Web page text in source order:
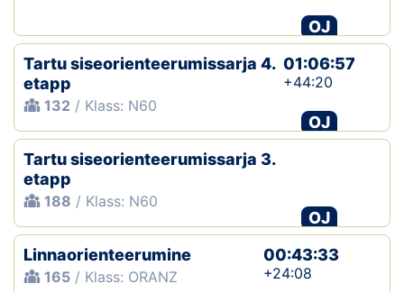
OJ
Tartu siseorienteerumissarja 4.
etapp
132 / Klass: N60
01:06:57
+44:20
OJ
Tartu siseorienteerumissarja 3.
etapp
188 / Klass: N60
OJ
Linnaorienteerumine
165 / Klass: ORANZ
00:43:33
+24:08